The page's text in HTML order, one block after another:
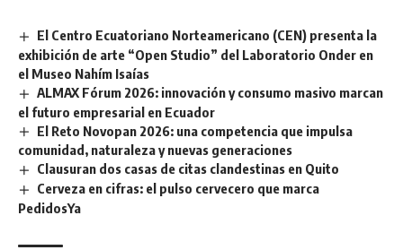
El Centro Ecuatoriano Norteamericano (CEN) presenta la
exhibición de arte “Open Studio” del Laboratorio Onder en
el Museo Nahím Isaías
ALMAX Fórum 2026: innovación y consumo masivo marcan
el futuro empresarial en Ecuador
El Reto Novopan 2026: una competencia que impulsa
comunidad, naturaleza y nuevas generaciones
Clausuran dos casas de citas clandestinas en Quito
Cerveza en cifras: el pulso cervecero que marca
PedidosYa